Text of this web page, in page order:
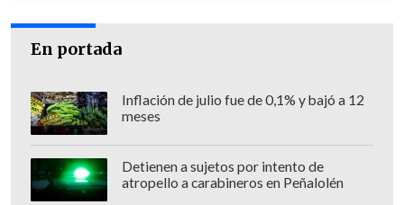
En portada
Inflación de julio fue de 0,1% y bajó a 12
meses
Detienen a sujetos por intento de
atropello a carabineros en Peñalolén